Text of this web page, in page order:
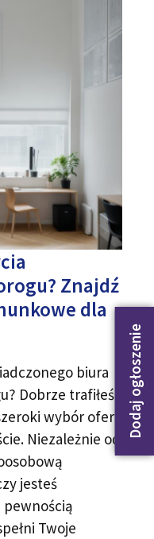
Dodaj ogłoszenie
Znajdź
dla
biura
Dobrze trafiłeś!
wybór ofert
Niezależnie od
jesteś
pewnością
Twoje